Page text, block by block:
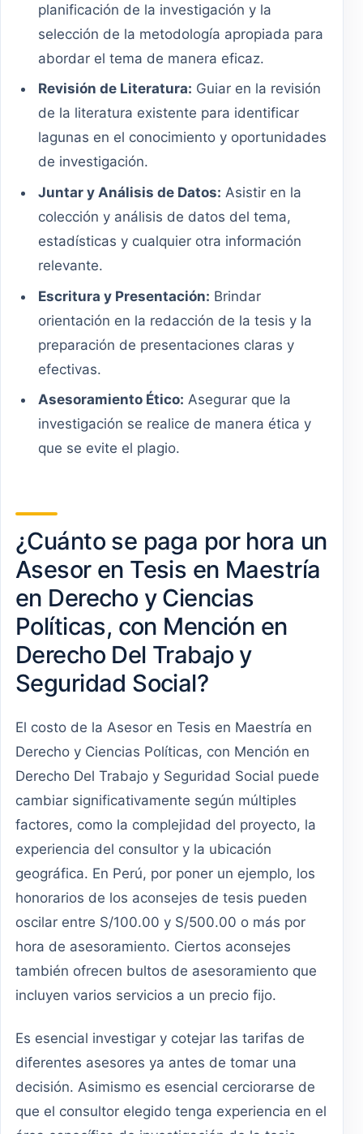
planificación de la investigación y la
selección de la metodología apropiada para
abordar el tema de manera eficaz.
Revisión de Literatura: Guiar en la revisión
de la literatura existente para identificar
lagunas en el conocimiento y oportunidades
de investigación.
Juntar y Análisis de Datos: Asistir en la
colección y análisis de datos del tema,
estadísticas y cualquier otra información
relevante.
Escritura y Presentación: Brindar
orientación en la redacción de la tesis y la
preparación de presentaciones claras y
efectivas.
Asesoramiento Ético: Asegurar que la
investigación se realice de manera ética y
que se evite el plagio.
¿Cuánto se paga por hora un
Asesor en Tesis en Maestría
en Derecho y Ciencias
Políticas, con Mención en
Derecho Del Trabajo y
Seguridad Social?
El costo de la Asesor en Tesis en Maestría en
Derecho y Ciencias Políticas, con Mención en
Derecho Del Trabajo y Seguridad Social puede
cambiar significativamente según múltiples
factores, como la complejidad del proyecto, la
experiencia del consultor y la ubicación
geográfica. En Perú, por poner un ejemplo, los
honorarios de los aconsejes de tesis pueden
oscilar entre S/100.00 y S/500.00 o más por
hora de asesoramiento. Ciertos aconsejes
también ofrecen bultos de asesoramiento que
incluyen varios servicios a un precio fijo.
Es esencial investigar y cotejar las tarifas de
diferentes asesores ya antes de tomar una
decisión. Asimismo es esencial cerciorarse de
que el consultor elegido tenga experiencia en el